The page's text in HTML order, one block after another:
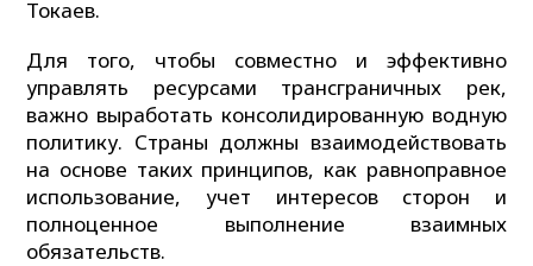
Токаев.
Для того, чтобы совместно и эффективно
управлять ресурсами трансграничных рек,
важно выработать консолидированную водную
политику. Страны должны взаимодействовать
на основе таких принципов, как равноправное
использование, учет интересов сторон и
полноценное выполнение взаимных
обязательств.